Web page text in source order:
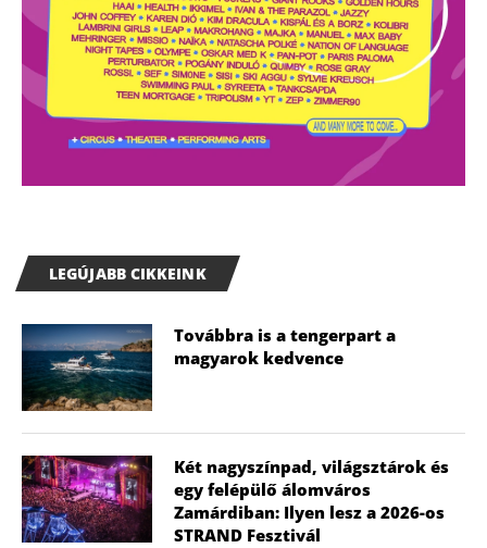
LEGÚJABB CIKKEINK
Továbbra is a tengerpart a
magyarok kedvence
Két nagyszínpad, világsztárok és
egy felépülő álomváros
Zamárdiban: Ilyen lesz a 2026-os
STRAND Fesztivál